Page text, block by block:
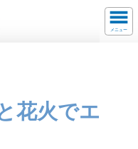
メニュー
花火でエ